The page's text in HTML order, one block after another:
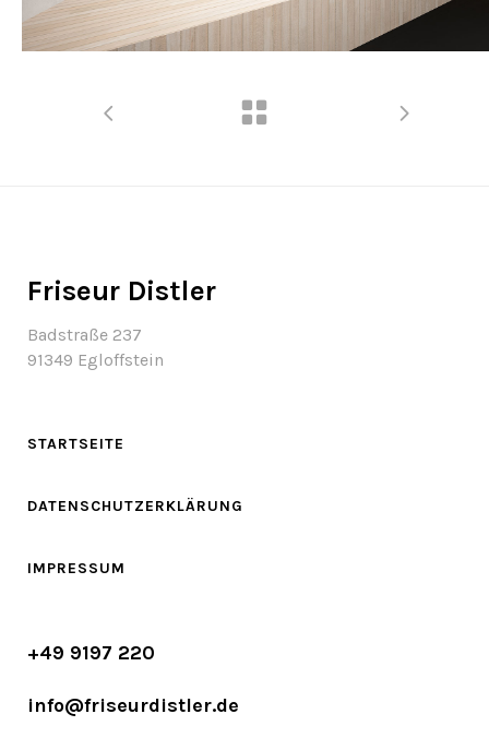
Friseur Distler
Badstraße 237
91349 Egloffstein
STARTSEITE
DATENSCHUTZERKLÄRUNG
IMPRESSUM
+49 9197 220
info@friseurdistler.de